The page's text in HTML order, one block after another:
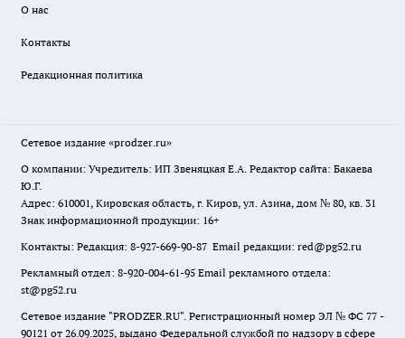
О нас
Контакты
Редакционная политика
Сетевое издание «prodzer.ru»
О компании: Учредитель: ИП Звеняцкая Е.А. Редактор сайта: Бакаева
Ю.Г.
Адрес: 610001, Кировская область, г. Киров, ул. Азина, дом № 80, кв. 31
Знак информационной продукции: 16+
Контакты: Редакция: 8-927-669-90-87 Email редакции: red@pg52.ru
Рекламный отдел: 8-920-004-61-95 Email рекламного отдела:
st@pg52.ru
Сетевое издание "PRODZER.RU". Регистрационный номер ЭЛ № ФС 77 -
90121 от 26.09.2025, выдано Федеральной службой по надзору в сфере